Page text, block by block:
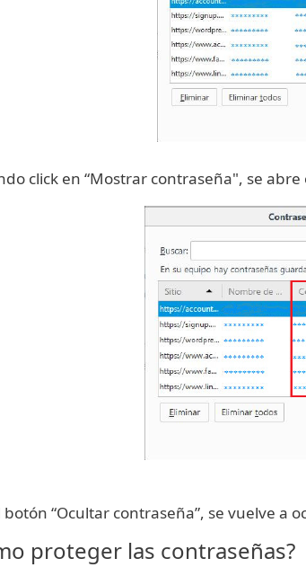
click en “Mostrar contraseña", se
botón “Ocultar contraseña”, se vuelve a
proteger las contraseñas?